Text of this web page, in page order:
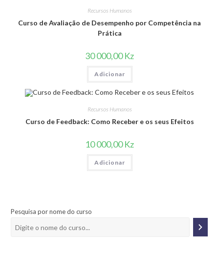
Recursos Humanos
Curso de Avaliação de Desempenho por Competência na
Prática
30 000,00Kz
Adicionar
Recursos Humanos
Curso de Feedback: Como Receber e os seus Efeitos
10 000,00Kz
Adicionar
Pesquisa por nome do curso